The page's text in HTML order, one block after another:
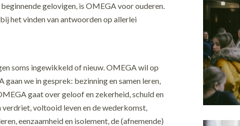
gelovigen, is OMEGA voor ouderen.
het vinden van antwoorden op allerlei
soms ingewikkeld of nieuw. OMEGA wil op
we in gesprek: bezinning en samen leren,
gaat over geloof en zekerheid, schuld en
voltooid leven en de wederkomst,
eenzaamheid en isolement, de (afnemende)